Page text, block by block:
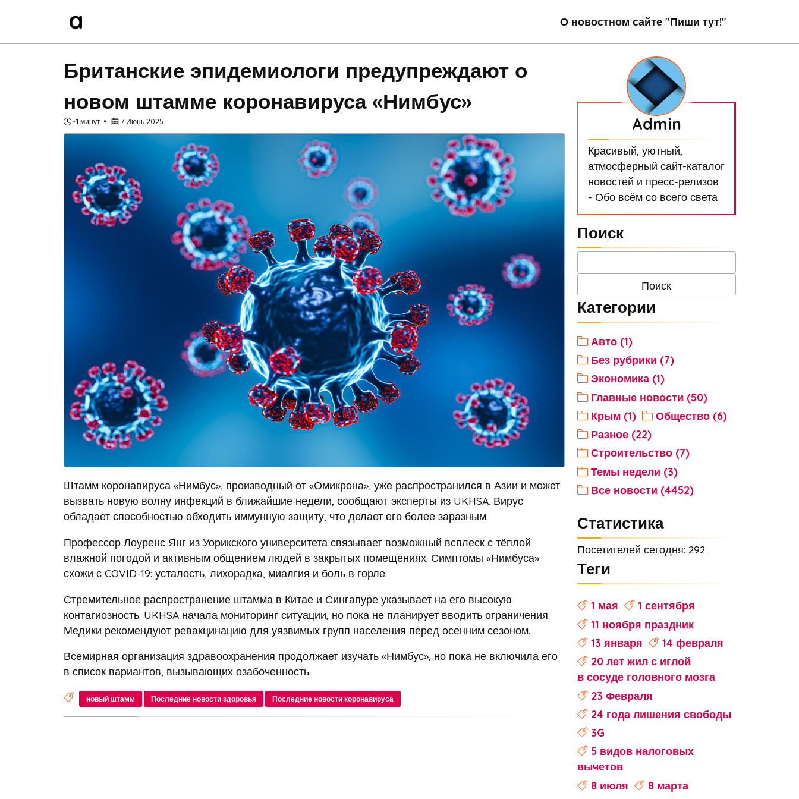
О новостном сайте "Пиши тут!"
Британские эпидемиологи предупреждают о
новом штамме коронавируса «Нимбус»
~1 минут 7 Июнь 2025
Штамм коронавируса «Нимбус», производный от «Омикрона», уже распространился в Азии и может
вызвать новую волну инфекций в ближайшие недели, сообщают эксперты из UKHSA. Вирус
обладает способностью обходить иммунную защиту, что делает его более заразным.
Профессор Лоуренс Янг из Уорикского университета связывает возможный всплеск с тёплой
влажной погодой и активным общением людей в закрытых помещениях. Симптомы «Нимбуса»
схожи с COVID-19: усталость, лихорадка, миалгия и боль в горле.
Стремительное распространение штамма в Китае и Сингапуре указывает на его высокую
контагиозность. UKHSA начала мониторинг ситуации, но пока не планирует вводить ограничения.
Медики рекомендуют ревакцинацию для уязвимых групп населения перед осенним сезоном.
Всемирная организация здравоохранения продолжает изучать «Нимбус», но пока не включила его
в список вариантов, вызывающих озабоченность.
новый штамм Последние новости здоровья Последние новости коронавируса
Admin
Красивый, уютный,
атмосферный сайт-каталог
новостей и пресс-релизов
- Обо всём со всего света
Поиск
Категории
Авто (1)
Без рубрики (7)
Экономика (1)
Главные новости (50)
Крым (1)
Общество (6)
Разное (22)
Строительство (7)
Темы недели (3)
Все новости (4452)
Статистика
Посетителей сегодня: 292
Теги
1 мая
1 сентября
11 ноября праздник
13 января
14 февраля
20 лет жил с иглой
в сосуде головного мозга
23 Февраля
24 года лишения свободы
3G
5 видов налоговых
вычетов
8 июля
8 марта